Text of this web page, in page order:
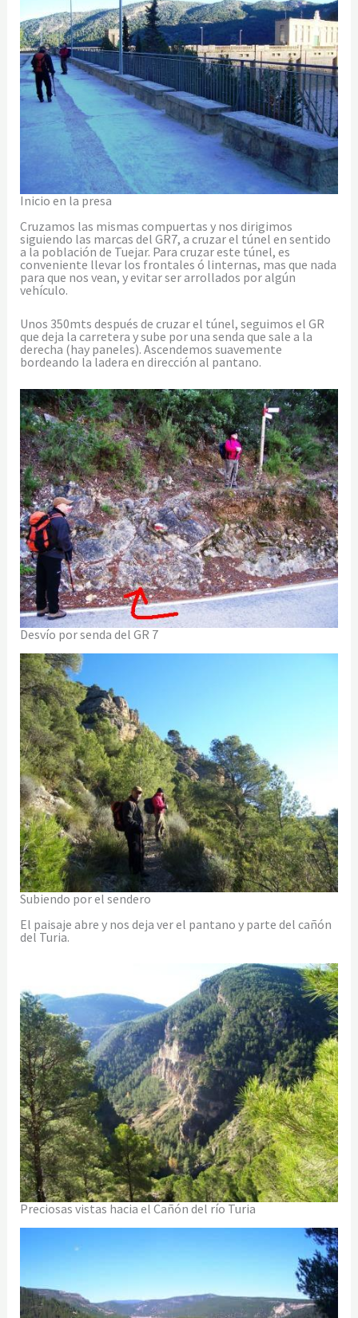
Inicio en la presa
Cruzamos las mismas compuertas y nos dirigimos
siguiendo las marcas del GR7, a cruzar el túnel en sentido
a la población de Tuejar. Para cruzar este túnel, es
conveniente llevar los frontales ó linternas, mas que nada
para que nos vean, y evitar ser arrollados por algún
vehículo.
Unos 350mts después de cruzar el túnel, seguimos el GR
que deja la carretera y sube por una senda que sale a la
derecha (hay paneles). Ascendemos suavemente
bordeando la ladera en dirección al pantano.
Desvío por senda del GR 7
Subiendo por el sendero
El paisaje abre y nos deja ver el pantano y parte del cañón
del Turia.
Preciosas vistas hacia el Cañón del río Turia